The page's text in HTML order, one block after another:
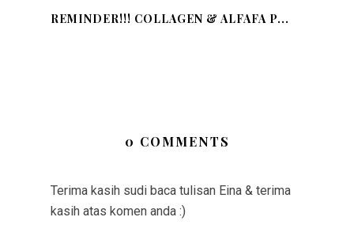
REMINDER!!! COLLAGEN & ALFAFA P...
0 COMMENTS
Terima kasih sudi baca tulisan Eina & terima
kasih atas komen anda :)